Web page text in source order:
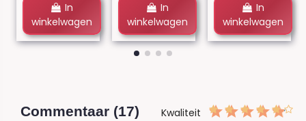
In
winkelwagen
In
winkelwagen
In
winkelwagen
Commentaar (17) Kwaliteit